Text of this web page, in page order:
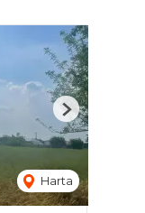
Harta
Next